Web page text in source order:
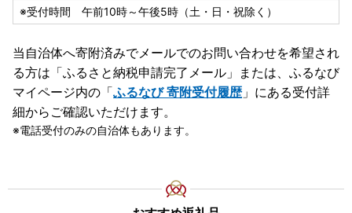
※受付時間 午前10時～午後5時（土・日・祝除く）
当自治体へ寄附済みでメールでのお問い合わせを希望され
る方は「ふるさと納税申請完了メール」 または、ふるなび
マイページ内の「ふるなび 寄附受付履歴」にある受付詳
細からご確認いただけます。
電話受付のみの自治体もあります。